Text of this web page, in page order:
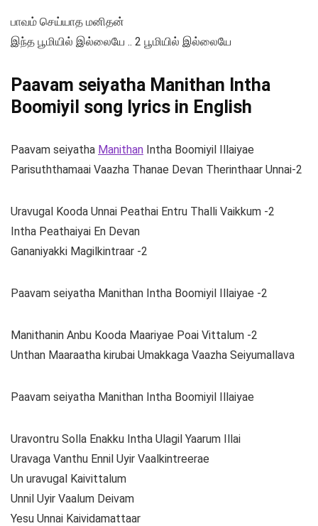
பாவம் செய்யாத மனிதன்
இந்த பூமியில் இல்லையே .. 2 பூமியில் இல்லையே
Paavam seiyatha Manithan Intha
Boomiyil song lyrics in English
Paavam seiyatha Manithan Intha Boomiyil Illaiyae
Parisuththamaai Vaazha Thanae Devan Therinthaar Unnai-2
Uravugal Kooda Unnai Peathai Entru Thalli Vaikkum -2
Intha Peathaiyai En Devan
Gananiyakki Magilkintraar -2
Paavam seiyatha Manithan Intha Boomiyil Illaiyae -2
Manithanin Anbu Kooda Maariyae Poai Vittalum -2
Unthan Maaraatha kirubai Umakkaga Vaazha Seiyumallava
Paavam seiyatha Manithan Intha Boomiyil Illaiyae
Uravontru Solla Enakku Intha Ulagil Yaarum Illai
Uravaga Vanthu Ennil Uyir Vaalkintreerae
Un uravugal Kaivittalum
Unnil Uyir Vaalum Deivam
Yesu Unnai Kaividamattaar